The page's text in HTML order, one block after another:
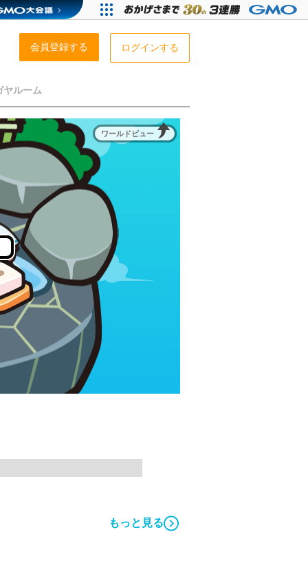
会員登録する ログインする
ヤルーム
ワールドビュー
もっと見る